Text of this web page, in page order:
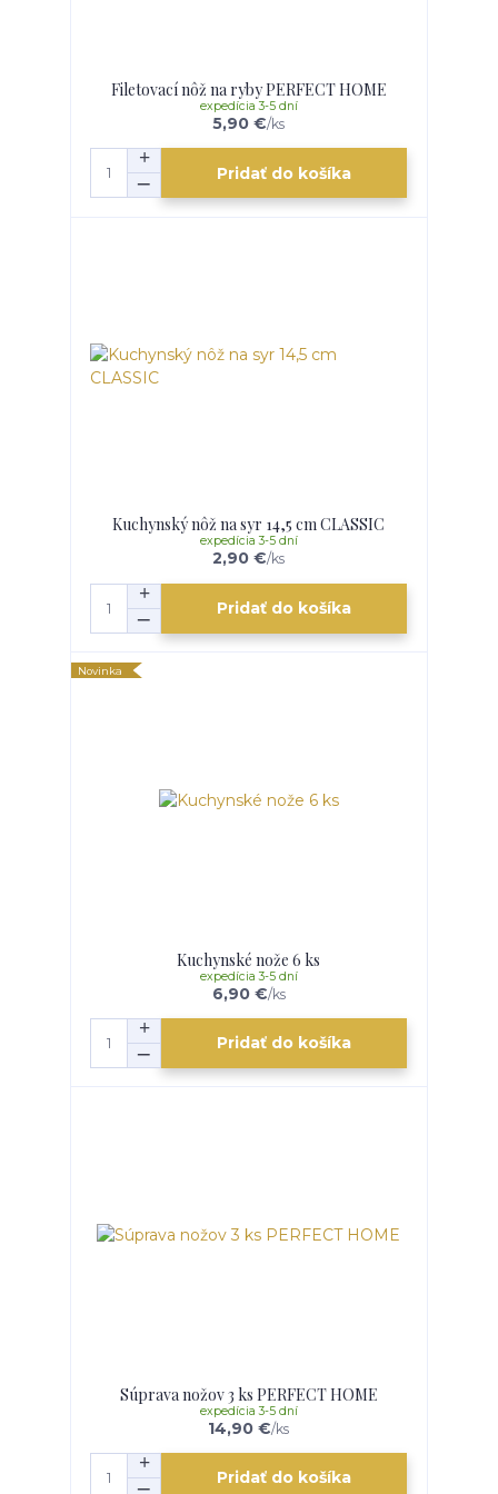
Filetovací nôž na ryby PERFECT HOME
5,90 €/ks
expedícia 3-5 dní
Pridať do košíka
Kuchynský nôž na syr 14,5 cm CLASSIC
2,90 €/ks
expedícia 3-5 dní
Pridať do košíka
Novinka
Kuchynské nože 6 ks
6,90 €/ks
expedícia 3-5 dní
Pridať do košíka
Súprava nožov 3 ks PERFECT HOME
14,90 €/ks
expedícia 3-5 dní
Pridať do košíka